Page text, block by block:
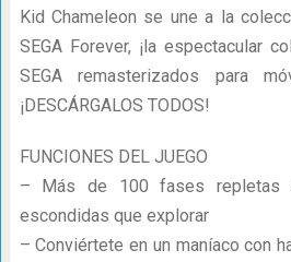
Kid Chameleon se une a la
SEGA Forever, ¡la espectacular
SEGA remasterizados para
¡DESCÁRGALOS TODOS!
FUNCIONES DEL JUEGO
– Más de 100 fases repletas
escondidas que explorar
– Conviértete en un maníaco con